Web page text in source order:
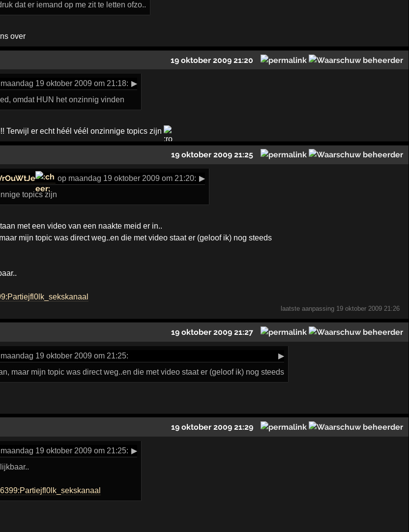
dat er iemand op me zit te letten ofzo..
over
19 oktober 2009 21:20
19 oktober 2009 om 21:18: ▶
omdat HUN het onzinnig vinden
Terwijl er echt héél véél onzinnige topics zijn
19 oktober 2009 21:25
op maandag 19 oktober 2009 om 21:20: ▶
topics zijn
met een video van een naakte meid er in..
mijn topic was direct weg..en die met video staat er (geloof ik) nog steeds
laatste aanpassing 19 oktober 2009 21:26
19 oktober 2009 21:27
19 oktober 2009 om 21:25:
▶
maar mijn topic was direct weg..en die met video staat er (geloof ik) nog steeds
19 oktober 2009 21:29
19 oktober 2009 om 21:25: ▶